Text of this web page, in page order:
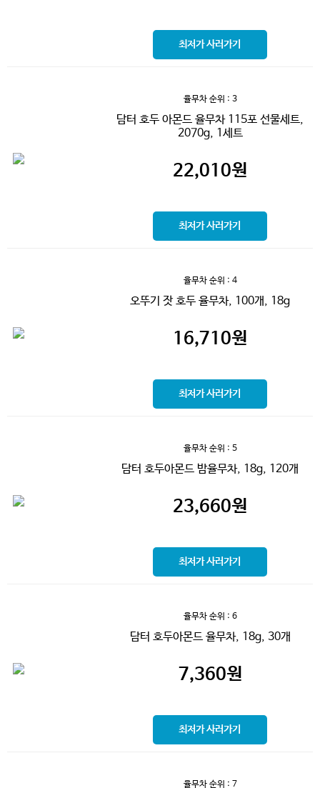
최저가 사러가기
율무차순위 : 3
담터 호두 아몬드 율무차 115포 선물세트,
2070g, 1세트
22,010원
최저가 사러가기
율무차순위 : 4
오뚜기 잣 호두 율무차, 100개, 18g
16,710원
최저가 사러가기
율무차순위 : 5
담터 호두아몬드 밤율무차, 18g, 120개
23,660원
최저가 사러가기
율무차순위 : 6
담터 호두아몬드 율무차, 18g, 30개
7,360원
최저가 사러가기
율무차순위 : 7